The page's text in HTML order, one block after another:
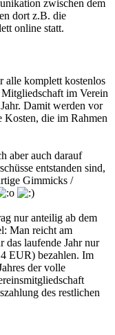
zwischen dem
dort z.B. die
online statt.
alle komplett kostenlos
im Verein
Damit werden vor
Kosten, die im Rahmen
aber auch darauf
entstanden sind,
Gimmicks /
nur anteilig ab dem
Man reicht am
das laufende Jahr nur
EUR) bezahlen. Im
der volle
des restlichen